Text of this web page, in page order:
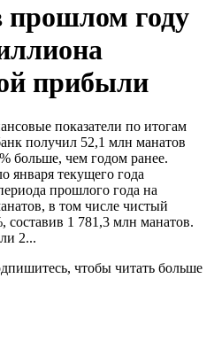
году
прибыли
показатели по итогам
получил 52,1 млн манатов
больше, чем годом ранее.
января текущего года
прошлого года на
в том числе чистый
составив 1 781,3 млн манатов.
2...
чтобы читать больше